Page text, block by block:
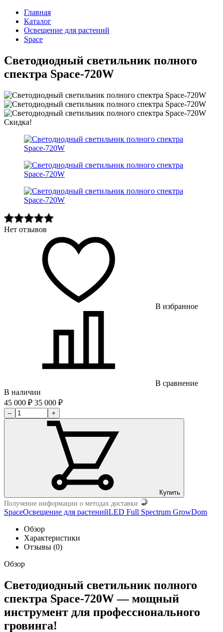
Главная
Каталог
Освещение для растений
Space
Светодиодный светильник полного
спектра Space-720W
Скидка!
Нет отзывов
В избранное
В сравнение
В наличии
45 000 ₽ 35 000 ₽
– +
Купить
Получение информации о методах доставки
SpaceОсвещение для растенийLED Full Spectrum GrowDom
Обзор
Характеристики
Отзывы (0)
Обзор
Светодиодный светильник полного
спектра Space-720W — мощный
инструмент для профессионального
гровинга!